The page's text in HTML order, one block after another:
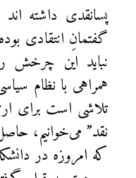
پسانقدی داشته
گفتمانِ انتقادی
نباید این چرخش
همراهی با نظام
تلاشی است برای
نقد” می‌خوانیم،
که امروزه در